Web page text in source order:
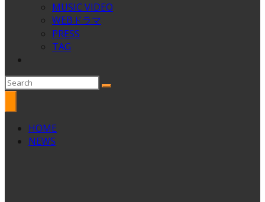
MUSIC VIDEO
WEBドラマ
PRESS
TAG
HOME
NEWS